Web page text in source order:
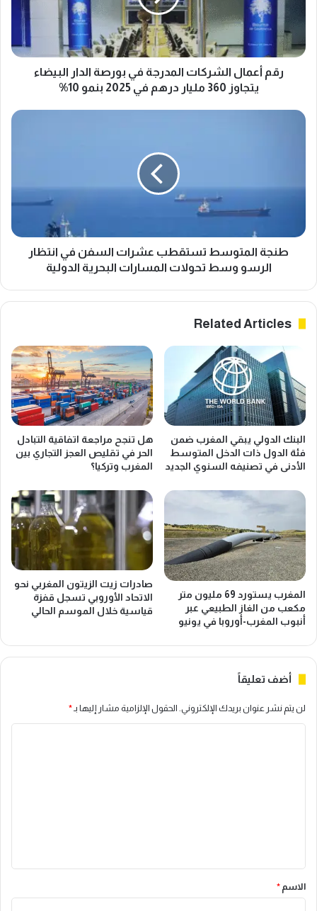
الدار
البيضاء
يتجاوز
في
رقم أعمال الشركات المدرجة في بورصة الدار البيضاء
يتجاوز 360 مليار درهم في 2025 بنمو 10%
طنجة
في
وسط
تحولات
المسارات
طنجة المتوسط تستقطب عشرات السفن في انتظار
الرسو وسط تحولات المسارات البحرية الدولية
Related Articles
البنك الدولي يبقي المغرب ضمن
فئة الدول ذات الدخل المتوسط
الأدنى في تصنيفه السنوي الجديد
هل تنجح مراجعة اتفاقية التبادل
الحر في تقليص العجز التجاري بين
المغرب وتركيا؟
المغرب يستورد 69 مليون متر
مكعب من الغاز الطبيعي عبر
أنبوب المغرب-أوروبا في يونيو
صادرات زيت الزيتون المغربي نحو
الاتحاد الأوروبي تسجل قفزة
قياسية خلال الموسم الحالي
أضف تعليقاً
لن يتم نشر عنوان بريدك الإلكتروني. الحقول الإلزامية مشار إليها بـ*
*
الاسم *